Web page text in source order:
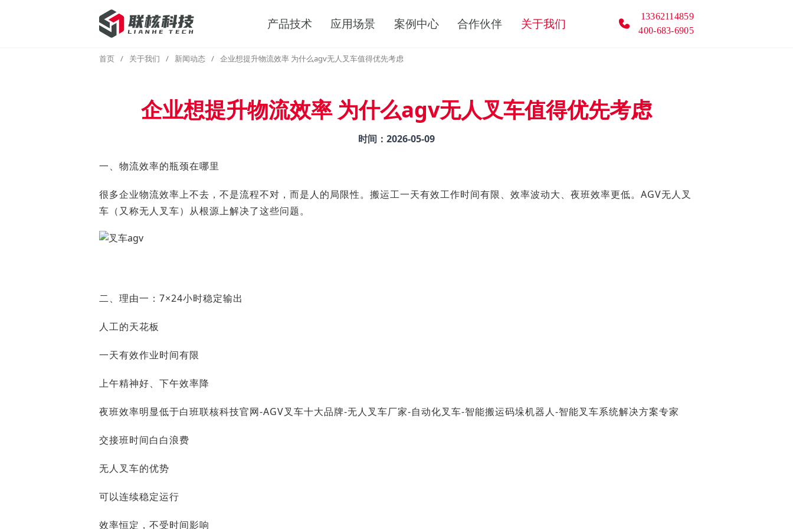
产品技术 应用场景 案例中心 合作伙伴 关于我们
13362114859
400-683-6905
首页 / 关于我们 / 新闻动态 / 企业想提升物流效率 为什么agv无人叉车值得优先考虑
企业想提升物流效率 为什么agv无人叉车值得优先考虑
时间： 2026-05-09
一、物流效率的瓶颈在哪里
很多企业物流效率上不去，不是流程不对，而是人的局限性。搬运工一天有效工作时间有限、效率波动大、夜班效率更低。AGV无人叉
车（又称无人叉车）从根源上解决了这些问题。
二、理由一：7×24小时稳定输出
人工的天花板
一天有效作业时间有限
上午精神好、下午效率降
夜班效率明显低于白班联核科技官网-AGV叉车十大品牌-无人叉车厂家-自动化叉车-智能搬运码垛机器人-智能叉车系统解决方案专家
交接班时间白白浪费
无人叉车的优势
可以连续稳定运行
效率恒定，不受时间影响